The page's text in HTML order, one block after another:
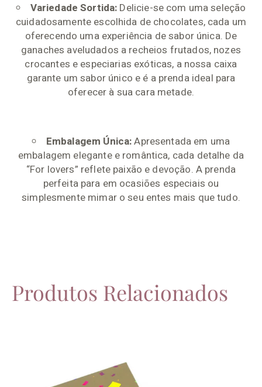
Variedade Sortida: Delicie-se com uma seleção
cuidadosamente escolhida de chocolates, cada um
oferecendo uma experiência de sabor única. De
ganaches aveludados a recheios frutados, nozes
crocantes e especiarias exóticas, a nossa caixa
garante um sabor único e é a prenda ideal para
oferecer à sua cara metade.
Embalagem Única:Apresentada em uma
embalagem elegante e romântica, cada detalhe da
“For lovers” reflete paixão e devoção. A prenda
perfeita para em ocasiões especiais ou
simplesmente mimar o seu entes mais que tudo.
Produtos Relacionados